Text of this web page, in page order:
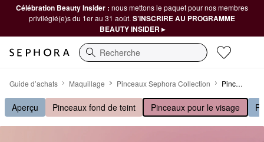
Célébration Beauty Insider : nous mettons le paquet pour nos membres
privilégié(e)s du 1er au 31 août. S’INSCRIRE AU PROGRAMME
BEAUTY INSIDER ▸
Recherche
Guide d’achats Maquillage Pinceaux Sephora Collection Pinceaux pour le visage
Aperçu Pinceaux fond de teint Pinceaux pour le visage